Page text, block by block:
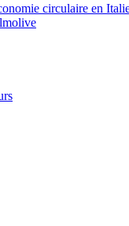
circulaire en